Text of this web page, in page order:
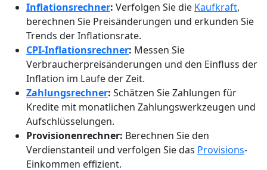
Inflationsrechner: Verfolgen Sie die Kaufkraft,
berechnen Sie Preisänderungen und erkunden Sie
Trends der Inflationsrate.
CPI-Inflationsrechner: Messen Sie
Verbraucherpreisänderungen und den Einfluss der
Inflation im Laufe der Zeit.
Zahlungsrechner: Schätzen Sie Zahlungen für
Kredite mit monatlichen Zahlungswerkzeugen und
Aufschlüsselungen.
Provisionenrechner: Berechnen Sie den
Verdienstanteil und verfolgen Sie das Provisions-
Einkommen effizient.